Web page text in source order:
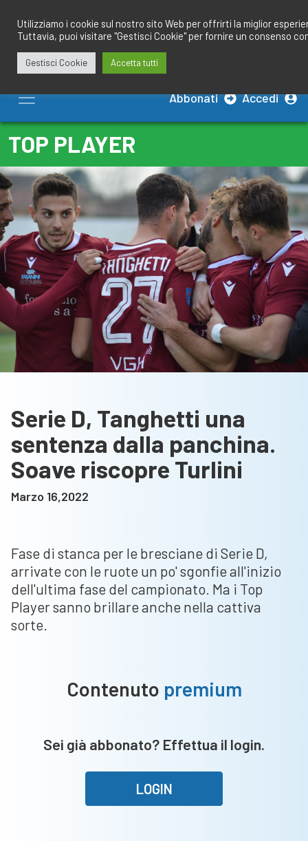
contenuto
Abbonati Accedi
TOP PLAYER
Serie D, Tanghetti una
sentenza dalla panchina.
Soave riscopre Turlini
Marzo 16,2022
Fase di stanca per le bresciane di Serie D,
arrivate con le ruote un po' sgonfie all'inizio
dell'ultima fase del campionato. Ma i Top
Player sanno brillare anche nella cattiva
sorte.
Contenuto premium
Sei già abbonato? Effettua il login.
LOGIN
Utilizziamo i cookie sul nostro sito Web per offrirti la miglior
Tuttavia, puoi visitare "Gestisci Cookie" per fornire un consenso
Gestisci Cookie Accetta tutti